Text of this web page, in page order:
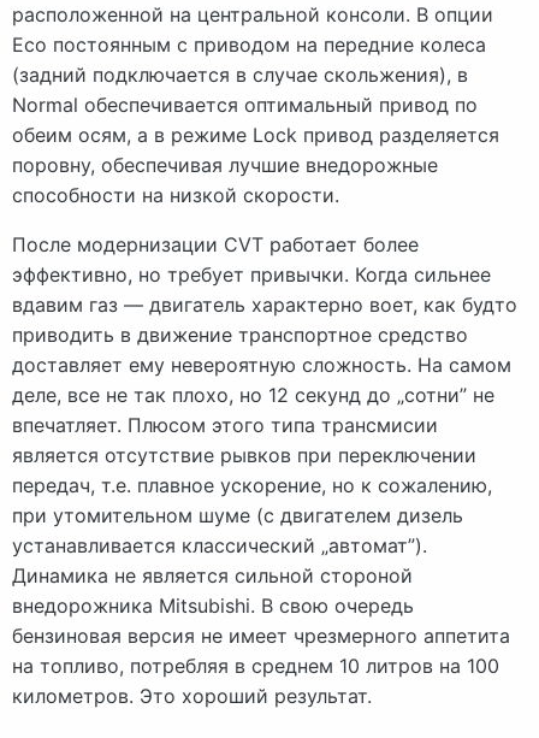
расположенной на центральной консоли. В опции
Eco постоянным с приводом на передние колеса
(задний подключается в случае скольжения), в
Normal обеспечивается оптимальный привод по
обеим осям, а в режиме Lock привод разделяется
поровну, обеспечивая лучшие внедорожные
способности на низкой скорости.
После модернизации CVT работает более
эффективно, но требует привычки. Когда сильнее
вдавим газ — двигатель характерно воет, как будто
приводить в движение транспортное средство
доставляет ему невероятную сложность. На самом
деле, все не так плохо, но 12 секунд до „сотни” не
впечатляет. Плюсом этого типа трансмисии
является отсутствие рывков при переключении
передач, т.е. плавное ускорение, но к сожалению,
при утомительном шуме (с двигателем дизель
устанавливается классический „автомат”).
Динамика не является сильной стороной
внедорожника Mitsubishi. В свою очередь
бензиновая версия не имеет чрезмерного аппетита
на топливо, потребляя в среднем 10 литров на 100
километров. Это хороший результат.